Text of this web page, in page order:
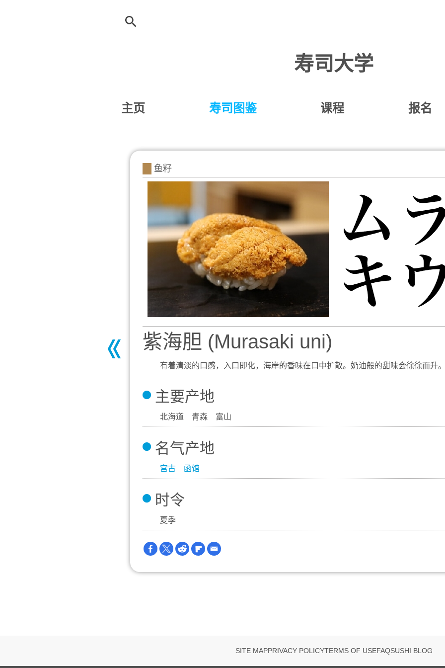
寿司大学
主页 寿司图鉴 课程 报名
鱼籽
紫海胆 (Murasaki uni)
有着清淡的口感，入口即化，海岸的香味在口中扩散。奶油般的甜味会徐徐而升
主要产地
北海道 青森 富山
名气产地
宫古 函馆
时令
夏季
SITE MAPPRIVACY POLICYTERMS OF USEFAQSUSHI BLOG